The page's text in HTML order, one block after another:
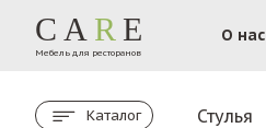
CA R E
Мебель для ресторанов
О нас
Каталог Стулья